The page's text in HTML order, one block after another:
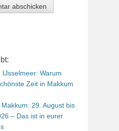
Warum
Zeit in Makkum
29. August bis
– Das ist in eurer